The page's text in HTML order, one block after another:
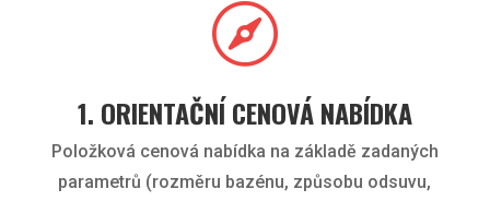

1. ORIENTAČNÍ CENOVÁ NABÍDKA
Položková cenová nabídka na základě zadaných
parametrů (rozměru bazénu, způsobu odsuvu,